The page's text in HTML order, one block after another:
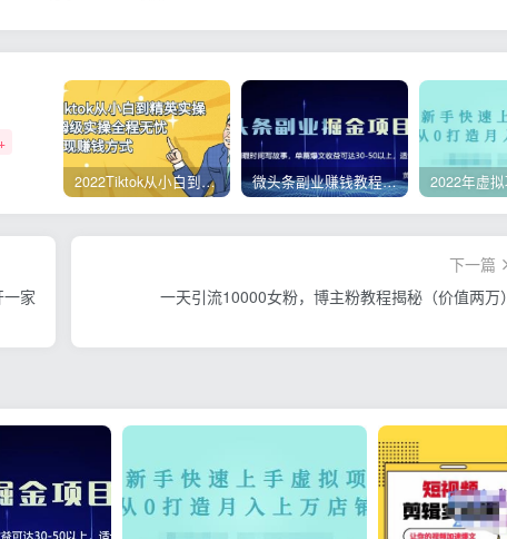
2022Tiktok从小白到精英实操，0-1保姆级实操全程无忧，多种变现赚钱方式 微头条副业赚钱教程，项目单号单天做到50-100+收益
家
下一篇
一天引流10000女粉，博主粉教程揭秘（价值两万）